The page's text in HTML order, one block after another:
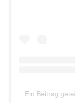
Ein Beitrag